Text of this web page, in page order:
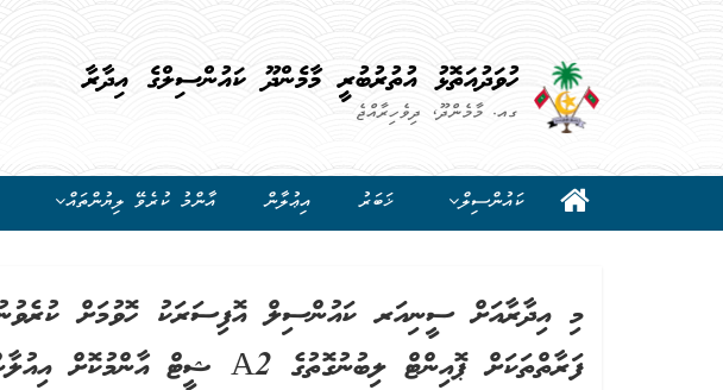
ހުވަދުއަތޮޅު އުތުރުބުރީ މާމެންދޫ ކައުންސިލްގެ އިދާރާ
ގއ. މާމެންދޫ، ދިވެހިރާއްޖެ
ކައުންސިލް ޚަބަރު އިޢުލާން އާންމު ކުރެވޭ ލިޔުންތައް
މި އިދާރާއަށް ސީނިއަރ ކައުންސިލް އޮފިސަރަކު ހޮވުމަށް
ފަރާތްތަކަށް ޕޮއިންޓް ލިބުނުގޮތުގެ A2 ޝީޓް އާންމުކޮށް އިއުލާންކުރީމެވެ.